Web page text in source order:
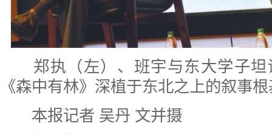
郑执（左）、班宇与东大学子坦
《森中有林》深植于东北之上的叙事
本报记者 吴丹 文并摄